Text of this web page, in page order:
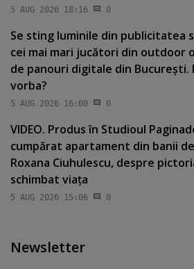
5 AUG 2026 18:16 0
Se sting luminile din publicitatea
cei mai mari jucători din outdoor
de panouri digitale din Bucureşti.
vorba?
5 AUG 2026 16:00 0
VIDEO. Produs în Studioul
cumpărat apartament din banii de
Roxana Ciuhulescu, despre
schimbat viaţa
5 AUG 2026 15:06 0
Newsletter